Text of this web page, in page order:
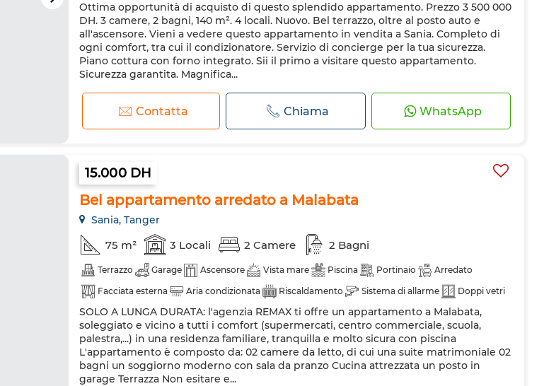
Ottima opportunità di acquisto di questo splendido appartamento. Prezzo 3 500 000
DH. 3 camere, 2 bagni, 140 m². 4 locali. Nuovo. Bel terrazzo, oltre al posto auto e
all'ascensore. Vieni a vedere questo appartamento in vendita a Sania. Completo di
ogni comfort, tra cui il condizionatore. Servizio di concierge per la tua sicurezza.
Piano cottura con forno integrato. Sii il primo a visitare questo appartamento.
Sicurezza garantita. Magnifica...
Contatta Chiama WhatsApp
15.000 DH
Bel appartamento arredato a Malabata
Sania, Tanger
75 m² 3 Locali 2 Camere 2 Bagni
Terrazzo Garage Ascensore Vista mare Piscina Portinaio
Arredato
Facciata esterna
Aria condizionata Riscaldamento Sistema di allarme
Doppi vetri
Porta rinforzata
Cucina attrezzata Frigorifero Forno
Lavatrice
Forno a microonde
SOLO A LUNGA DURATA: l'agenzia REMAX ti offre un appartamento a Malabata,
soleggiato e vicino a tutti i comfort (supermercati, centro commerciale, scuola,
palestra,...) in una residenza familiare, tranquilla e molto sicura con piscina
L'appartamento è composto da: 02 camere da letto, di cui una suite matrimoniale 02
bagni un soggiorno moderno con sala da pranzo Cucina attrezzata un posto in
garage Terrazza Non esitare e...